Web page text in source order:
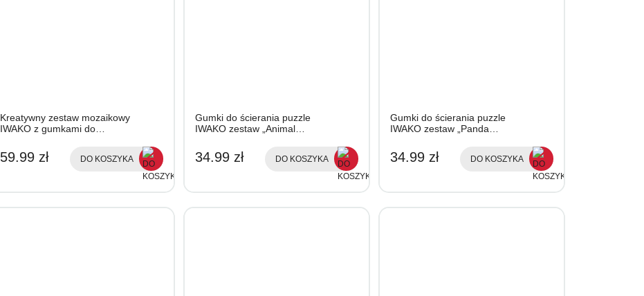
Kreatywny zestaw mozaikowy
IWAKO z gumkami do…
59.99 zł DO KOSZYKA
Gumki do ścierania puzzle
IWAKO zestaw „Animal…
34.99 zł DO KOSZYKA
Gumki do ścierania puzzle
IWAKO zestaw „Panda…
34.99 zł DO KOSZYKA